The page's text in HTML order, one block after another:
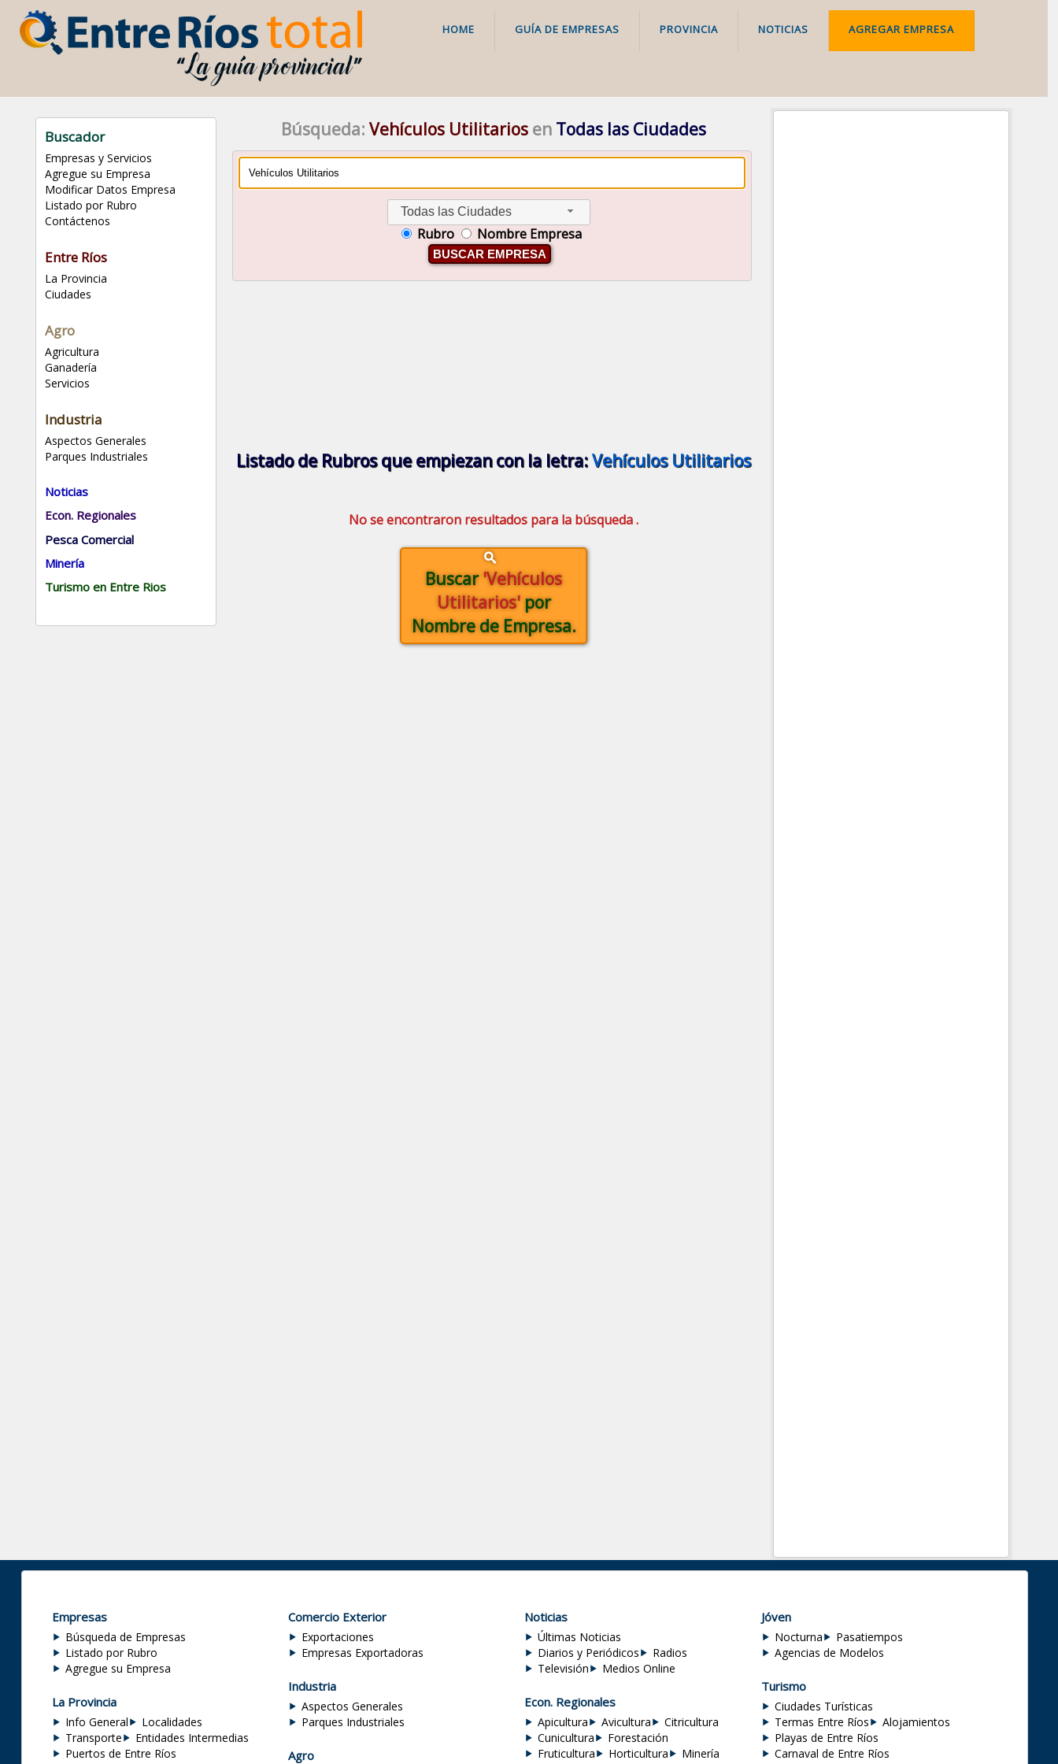
HOME GUÍA DE EMPRESAS PROVINCIA NOTICIAS AGREGAR EMPRESA
Buscador
Empresas y Servicios
Agregue su Empresa
Modificar Datos Empresa
Listado por Rubro
Contáctenos
Entre Ríos
La Provincia
Ciudades
Agro
Agricultura
Ganadería
Servicios
Industria
Aspectos Generales
Parques Industriales
Noticias
Econ. Regionales
Pesca Comercial
Minería
Turismo en Entre Rios
Búsqueda:Vehículos Utilitarios en Todas las Ciudades
Todas las Ciudades
Rubro Nombre Empresa
BUSCAR EMPRESA
Listado de Rubros que empiezan con la letra:Vehículos Utilitarios
No se encontraron resultados para la búsqueda .
Buscar'Vehículos
Utilitarios'por
Nombre de Empresa.
Empresas
Búsqueda de Empresas
Listado por Rubro
Agregue su Empresa
La Provincia
Info General
Localidades
Transporte
Entidades Intermedias
Puertos de Entre Ríos
Comercio Exterior
Exportaciones
Empresas Exportadoras
Industria
Aspectos Generales
Parques Industriales
Agro
Noticias
Últimas Noticias
Diarios y Periódicos
Radios
Televisión
Medios Online
Econ. Regionales
Apicultura Avicultura
Citricultura
Cunicultura
Forestación
Fruticultura
Horticultura
Minería
Jóven
Nocturna
Pasatiempos
Agencias de Modelos
Turismo
Ciudades Turísticas
Termas Entre Ríos
Alojamientos
Playas de Entre Ríos
Carnaval de Entre Ríos